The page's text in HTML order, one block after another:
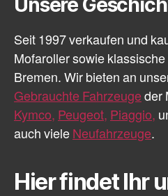
Seit 1997 verkaufen und
Mofaroller sowie klassische
Bremen. Wir bieten an
Gebrauchte Fahrzeugeder
Kymco, Peugeot, Piaggio,
auch viele Neufahrzeuge.
Hier findet Ihr